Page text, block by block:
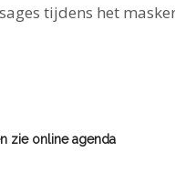
tijdens het
zie online agenda